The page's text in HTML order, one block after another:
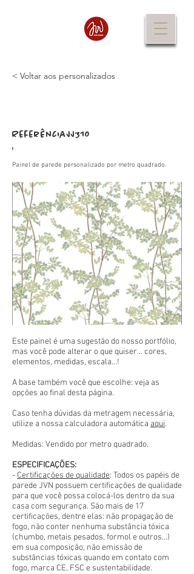
< Voltar aos personalizados
Referência
:
JJ310
Painel de parede personalizado por metro quadrado.
Este painel é uma sugestão do nosso portfólio,
mas você pode alterar o que quiser... cores,
elementos, medidas, escala...!
A base também você que escolhe: veja as
opções ao final desta página.
Caso tenha dúvidas da metragem necessária,
utilize a nossa calculadora automática aqui.
Medidas: Vendido por metro quadrado.
ESPECIFICAÇÕES:
- Certificações de qualidade: Todos os papéis de
parede JVN possuem certificações de qualidade
para que você possa colocá-los dentro da sua
casa com segurança. São mais de 17
certificações, dentre elas: não propagação de
fogo, não conter nenhuma substância tóxica
(chumbo, metais pesados, formol e outros...)
em sua composição, não emissão de
substâncias tóxicas quando em contato com
fogo, marca CE, FSC e sustentabilidade.